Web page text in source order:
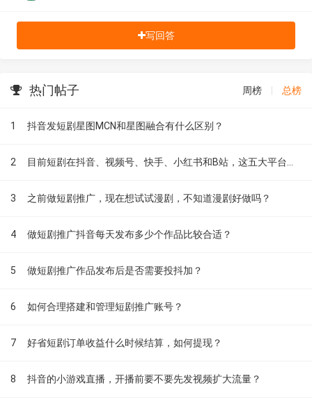
写回答
热门帖子 周榜 总榜
1 抖音发短剧星图MCN和星图融合有什么区别？
2
3 之前做短剧推广，现在想试试漫剧，不知道漫剧好做吗？
4 做短剧推广抖音每天发布多少个作品比较合适？
5 做短剧推广作品发布后是否需要投抖加？
6 如何合理搭建和管理短剧推广账号？
7 好省短剧订单收益什么时候结算，如何提现？
8 抖音的小游戏直播，开播前要不要先发视频扩大流量？